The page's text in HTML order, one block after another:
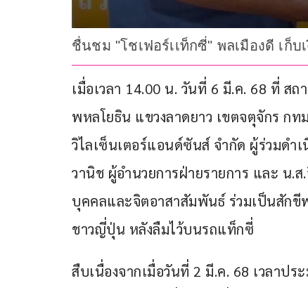
ชื่นชม "โชเฟอร์เเท็กซี่" พลเมืองดี เก็
เมื่อเวลา 14.00 น. วันที่ 6 มี.ค. 68 ที่
พหลโยธิน แขวงลาดยาว เขตจตุจักร ก
วิไลเซ็นเตอร์แอนด์ซันส์ จำกัด ผู้ร่วมดำ
วานิช ผู้อำนวยการฝ่ายรายการ และ น.
บุคคลและจิตอาสาสัมพันธ์ ร่วมเป็นสักขี
ชาวญี่ปุ่น หลังลืมไว้บนรถแท็กซี่
สืบเนื่องจากเมื่อวันที่ 2 มี.ค. 68 เวลาป